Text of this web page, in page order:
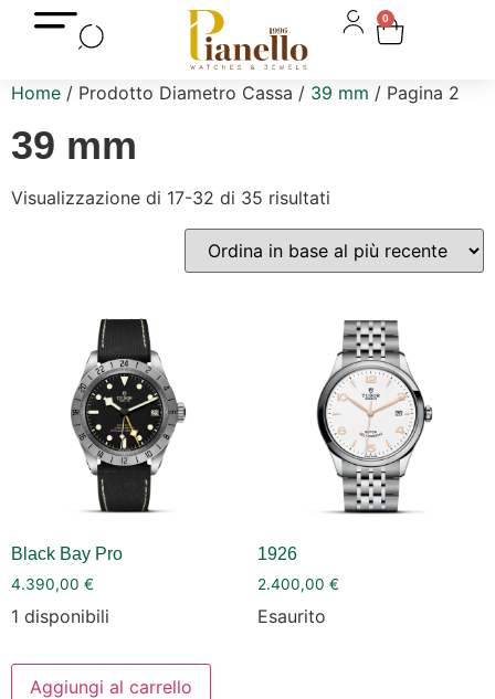
0
Home / Prodotto Diametro Cassa / 39 mm / Pagina 2
39 mm
Visualizzazione di 17-32 di 35 risultati
Black Bay Pro
4.390,00 €
1 disponibili
Aggiungi al carrello
1926
2.400,00 €
Esaurito